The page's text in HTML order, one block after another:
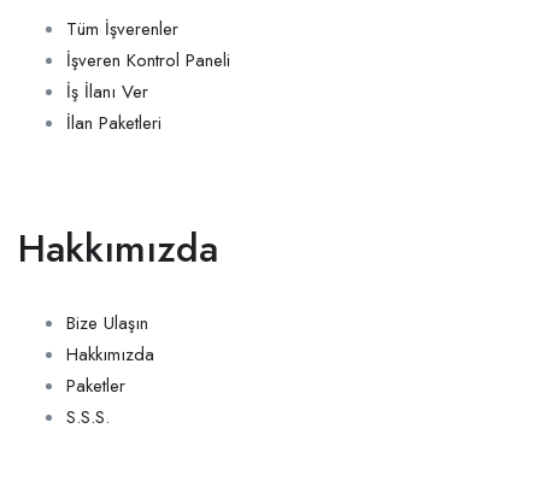
Tüm İşverenler
İşveren Kontrol Paneli
İş İlanı Ver
İlan Paketleri
Hakkımızda
Bize Ulaşın
Hakkımızda
Paketler
S.S.S.